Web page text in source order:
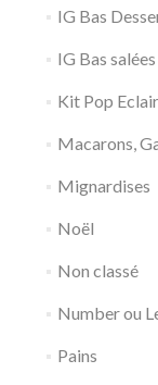
IG Bas
IG Bas salées
Kit Pop
Macarons,
Mignardises
Noël
Non classé
Number ou
Pains